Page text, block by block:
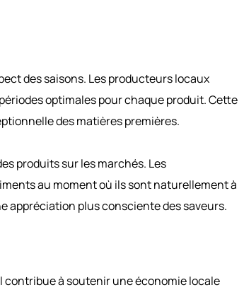
des saisons. Les producteurs locaux
optimales pour chaque produit. Cette
des matières premières.
produits sur les marchés. Les
au moment où ils sont naturellement à
appréciation plus consciente des saveurs.
contribue à soutenir une économie locale